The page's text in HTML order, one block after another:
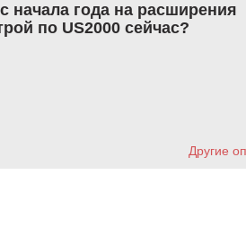
начала года на расширения
по US2000 сейчас?
Другие